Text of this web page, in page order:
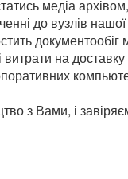
медіа
до вузлів
на
з Вами, і